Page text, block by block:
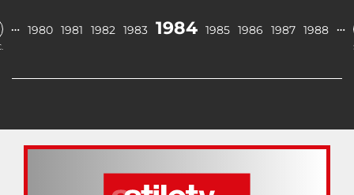
… 1980 1981 1982 1983 1984 1985 1986 1987 1988 …